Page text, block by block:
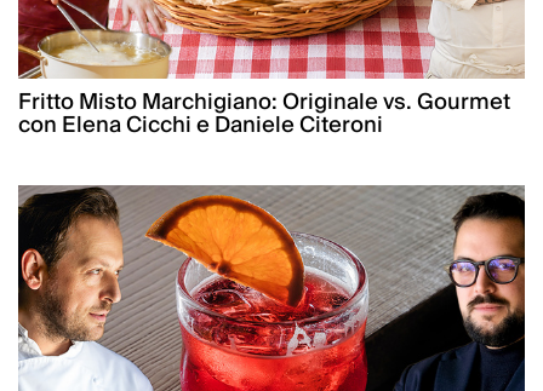
Fritto Misto Marchigiano: Originale vs. Gourmet
con Elena Cicchi e Daniele Citeroni